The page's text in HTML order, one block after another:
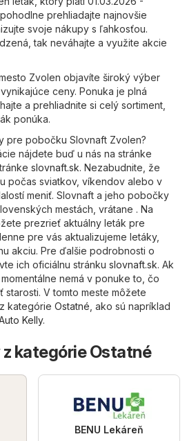
prehliadajte najnovšie
svoje nákupy s ľahkosťou.
tak neváhajte a využite akcie
Zvolen objavíte široký výber
ceny. Ponuka je plná
a prehliadnite si celý sortiment,
ponúka.
pre pobočku Slovnaft Zvolen?
nájdete buď u nás na stránke
slovnaft.sk. Nezabudnite, že
počas sviatkov, víkendov alebo v
meniť. Slovnaft a jeho pobočky
mestách, vrátane . Na
prezrieť aktuálny leták pre
pre vás aktualizujeme letáky,
akciu. Pre ďalšie podrobnosti o
ich oficiálnu stránku slovnaft.sk. Ak
nemá v ponuke to, čo
starosti. V tomto meste môžete
kategórie Ostatné , ako sú napríklad
Kelly.
kategórie Ostatné
BENU Lekáreň